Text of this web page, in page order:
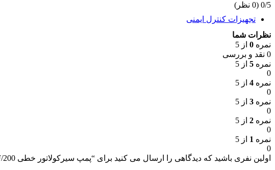
تجهیزات کنترل ایمنی
آنالیزر مایعات
سطح سنج یا لول متر
لول سوئیچ ها
‫0/5 ‫(0 نظر)
نظرات شما
نمره 0 از 5
0 نقد و بررسی
نمره 5 از 5
0
نمره 4 از 5
0
نمره 3 از 5
0
نمره 2 از 5
0
نمره 1 از 5
0
اولین نفری باشید که دیدگاهی را ارسال می کنید برای “پمپ سیرکولاتور خطی LRP 36-80F/200 لئو”